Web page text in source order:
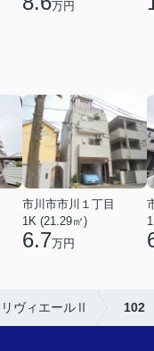
万円
市川市市川１丁目
1K (21.29㎡)
6.7万円
リヴィエールⅡ 102